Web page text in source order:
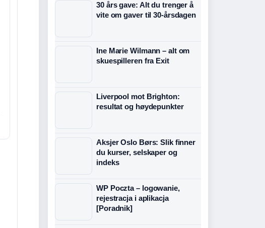
30 års gave: Alt du trenger å
vite om gaver til 30-årsdagen
Ine Marie Wilmann – alt om
skuespilleren fra Exit
Liverpool mot Brighton:
resultat og høydepunkter
Aksjer Oslo Børs: Slik finner
du kurser, selskaper og
indeks
WP Poczta – logowanie,
rejestracja i aplikacja
[Poradnik]